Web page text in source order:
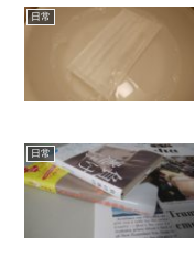
日常
日常